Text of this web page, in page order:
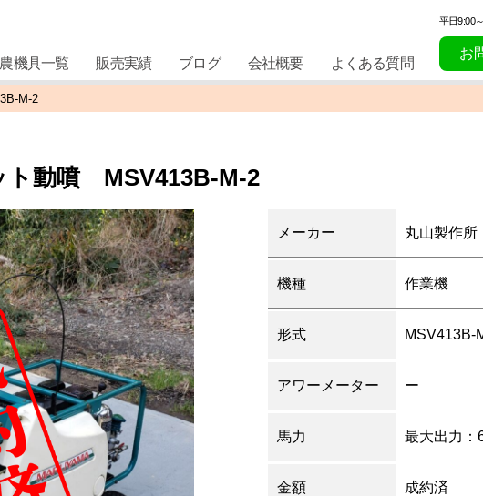
農機具一覧 販売実績 ブログ 会社概要 よくある質問
平日9:00
お
M-2
動噴 MSV413B-M-2
メーカー 丸山製作所
機種 作業機
形式 MSV413B-
アワーメーター ー
馬力 最大出力：
金額 成約済